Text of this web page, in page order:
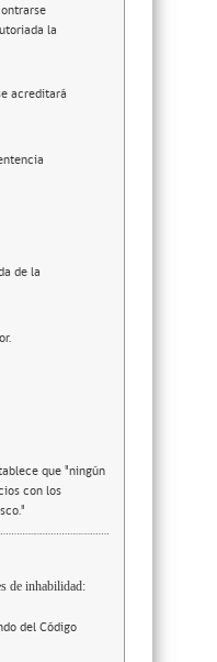
la
acreditará
de la
que "ningún
con los
de inhabilidad:
del Código